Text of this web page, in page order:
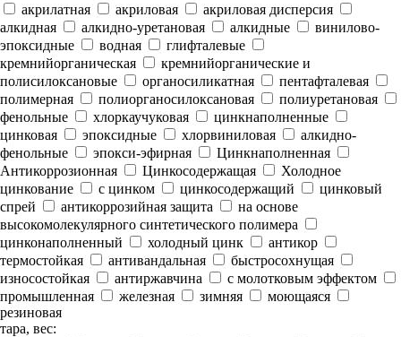
акрилатная
акриловая
акриловая дисперсия
алкидная
алкидно-уретановая алкидные
винилово-
эпоксидные
водная
глифталевые
кремнийорганическая
кремнийорганические и
полисилоксановые
органосиликатная
пентафталевая
полимерная
полиорганосилоксановая
полиуретановая
фенольные
хлоркаучуковая
цинкнаполненные
цинковая
эпоксидные хлорвиниловая
алкидно-
фенольные
эпокси-эфирная
Цинкнаполненная
Антикоррозионная
Цинкосодержащая
Холодное
цинкование
с цинком цинкосодержащий
цинковый
спрей
антикоррозийная защита
на основе
высокомолекулярного синтетического полимера
цинконаполненный
холодный цинк
антикор
термостойкая
антивандальная
быстросохнущая
износостойкая
антиржавчина
с молотковым эффектом
промышленная
железная зимняя
моющаяся
резиновая
тара, вес: